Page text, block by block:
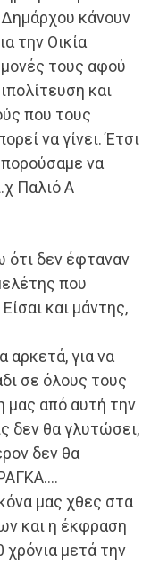
Δημάρχου κάνουν
την Οικία
τους αφού
και
που τους
να γίνει. Έτσι
να
Παλιό Α
ότι δεν έφταναν
που
και μάντης,
αρκετά, για να
σε όλους τους
μας από αυτή την
δεν θα γλυτώσει,
δεν θα
μας χθες στα
και η έκφραση
χρόνια μετά την